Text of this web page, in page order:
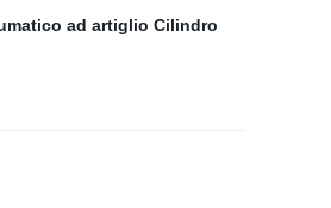
ad artiglio Cilindro